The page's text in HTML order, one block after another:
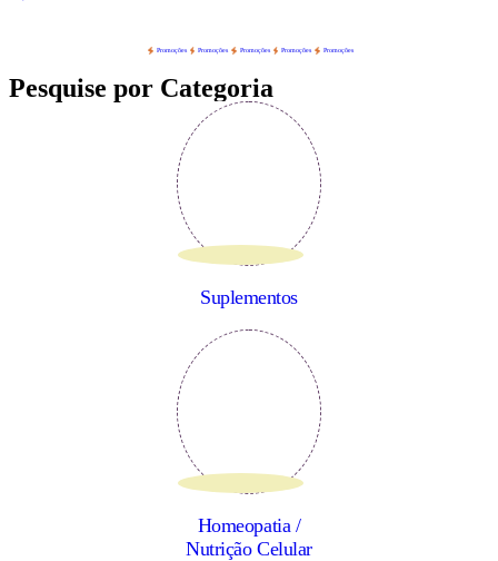
Promoções Promoções Promoções Promoções Promoções
Pesquise por Categoria
Suplementos
Homeopatia /
Nutrição Celular